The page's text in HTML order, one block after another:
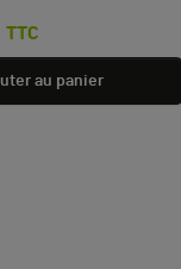
TTC
au panier